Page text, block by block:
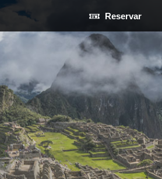
Reservar